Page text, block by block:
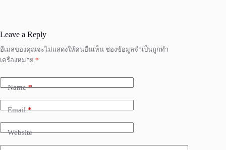
Leave a Reply
อีเมลของคุณจะไม่แสดงให้คนอื่นเห็น ช่องข้อมูลจำเป็นถูกทำ
เครื่องหมาย *
Name*
Email*
Website